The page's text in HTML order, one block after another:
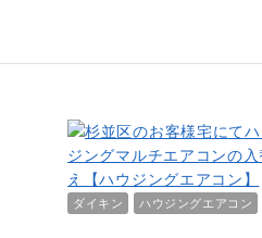
ダイキン ハウジングエアコン